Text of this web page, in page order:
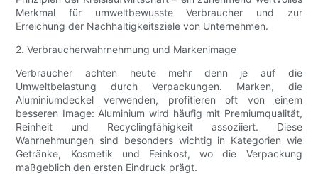
Merkmal für umweltbewusste Verbraucher und zur
Erreichung der Nachhaltigkeitsziele von Unternehmen.
2. Verbraucherwahrnehmung und Markenimage
Verbraucher achten heute mehr denn je auf die
Umweltbelastung durch Verpackungen. Marken, die
Aluminiumdeckel verwenden, profitieren oft von einem
besseren Image: Aluminium wird häufig mit Premiumqualität,
Reinheit und Recyclingfähigkeit assoziiert. Diese
Wahrnehmungen sind besonders wichtig in Kategorien wie
Getränke, Kosmetik und Feinkost, wo die Verpackung
maßgeblich den ersten Eindruck prägt.